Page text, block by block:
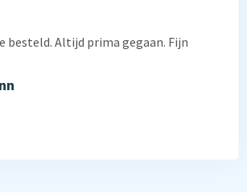
besteld. Altijd prima gegaan. Fijn